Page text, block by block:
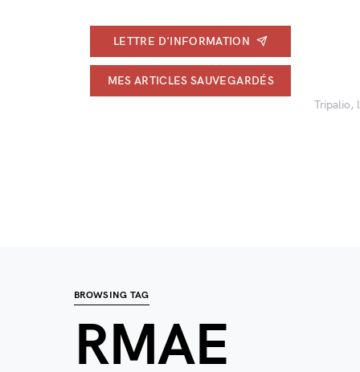
LETTRE D'INFORMATION
MES ARTICLES SAUVEGARDÉS
Tripalio,
BROWSING TAG
RMAE